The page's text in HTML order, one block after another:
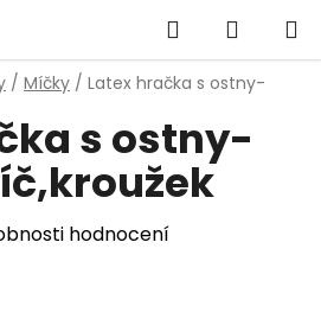
Hledat
KOŠÍK
/ Míčky / Latex hračka s ostny-
s ostny-
hodnocení